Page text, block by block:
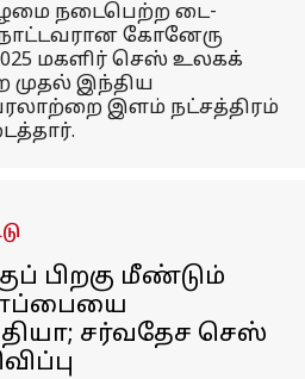
நடைபெற்ற டை-
கோனேரு
மகளிர் செஸ் உலகக்
இந்திய
இளம் நட்சத்திரம்
பிறகு மீண்டும்
சர்வதேச செஸ்